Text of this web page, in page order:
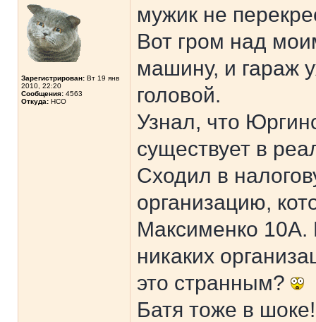
Зарегистрирован: Вт 19 янв
2010, 22:20
Сообщения: 4563
Откуда: НСО
мужик не
Вот гром над
машину, и гараж
головой.
Узнал, что
существует в
Сходил в
организацию,
Максименко 10А.
никаких
это странным?
Батя тоже в